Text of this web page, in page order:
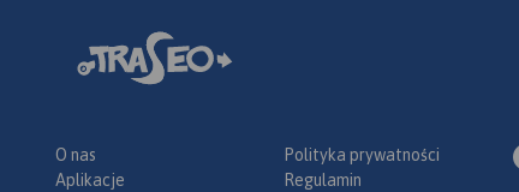
O nas
Aplikacje
Polityka prywatności
Regulamin